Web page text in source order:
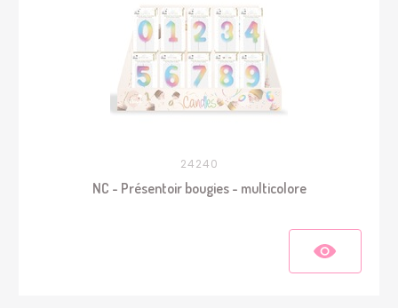
24240
NC - Présentoir bougies - multicolore